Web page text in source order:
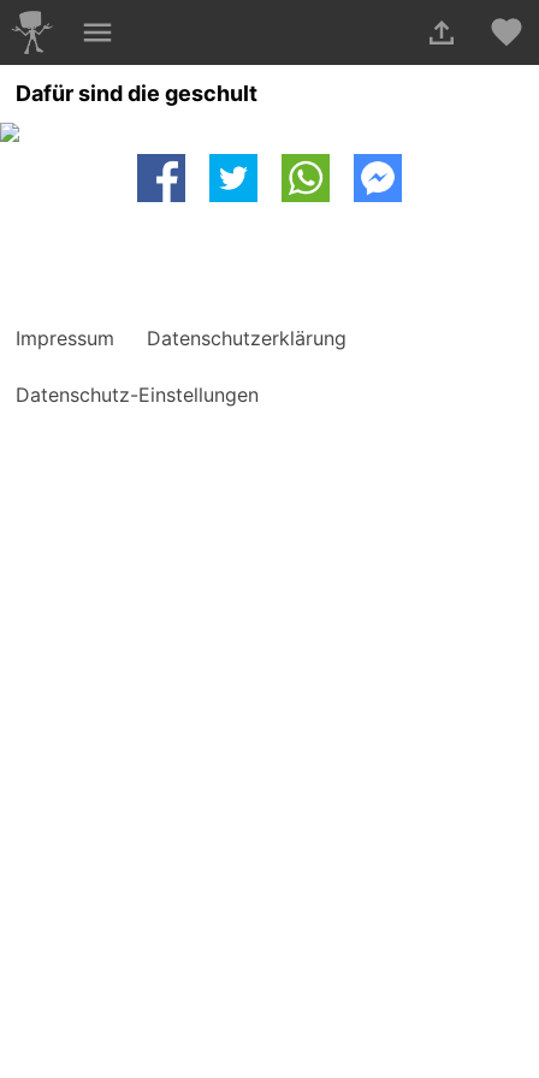
Dafür sind die geschult
Impressum Datenschutzerklärung
Datenschutz-Einstellungen